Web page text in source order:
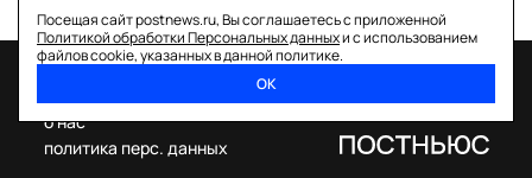
Посещая сайт postnews.ru, Вы соглашаетесь с приложенной
Политикой обработки Персональных данныхи с использованием
файлов cookie, указанных в данной политике.
ОК
о нас
политика перс. данных